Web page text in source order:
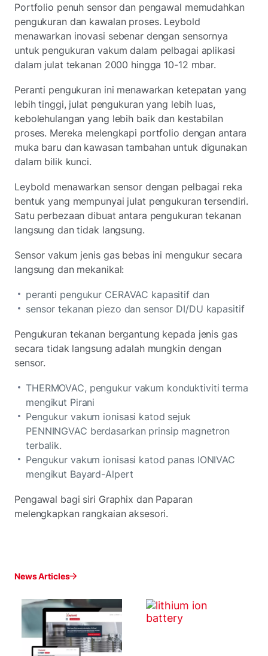
Portfolio penuh sensor dan pengawal memudahkan
pengukuran dan kawalan proses. Leybold
menawarkan inovasi sebenar dengan sensornya
untuk pengukuran vakum dalam pelbagai aplikasi
dalam julat tekanan 2000 hingga 10-12 mbar.
Peranti pengukuran ini menawarkan ketepatan yang
lebih tinggi, julat pengukuran yang lebih luas,
kebolehulangan yang lebih baik dan kestabilan
proses. Mereka melengkapi portfolio dengan antara
muka baru dan kawasan tambahan untuk digunakan
dalam bilik kunci.
Leybold menawarkan sensor dengan pelbagai reka
bentuk yang mempunyai julat pengukuran tersendiri.
Satu perbezaan dibuat antara pengukuran tekanan
langsung dan tidak langsung.
Sensor vakum jenis gas bebas ini mengukur secara
langsung dan mekanikal:
peranti pengukur CERAVAC kapasitif dan
sensor tekanan piezo dan sensor DI/DU kapasitif
Pengukuran tekanan bergantung kepada jenis gas
secara tidak langsung adalah mungkin dengan
sensor.
THERMOVAC, pengukur vakum konduktiviti terma
mengikut Pirani
Pengukur vakum ionisasi katod sejuk
PENNINGVAC berdasarkan prinsip magnetron
terbalik.
Pengukur vakum ionisasi katod panas IONIVAC
mengikut Bayard-Alpert
Pengawal bagi siri Graphix dan Paparan
melengkapkan rangkaian aksesori.
News Articles